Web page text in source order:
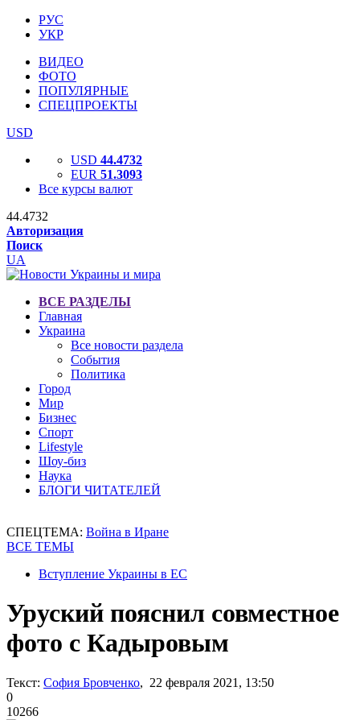
РУС
УКР
ВИДЕО
ФОТО
ПОПУЛЯРНЫЕ
СПЕЦПРОЕКТЫ
USD
USD 44.4732
EUR 51.3093
Все курсы валют
44.4732
Авторизация
Поиск
UA
ВСЕ РАЗДЕЛЫ
Главная
Украина
Все новости раздела
События
Политика
Город
Мир
Бизнес
Спорт
Lifestyle
Шоу-биз
Наука
БЛОГИ ЧИТАТЕЛЕЙ
СПЕЦТЕМА: Война в Иране
ВСЕ ТЕМЫ
Вступление Украины в ЕС
Уруский пояснил совместное
фото с Кадыровым
Текст: София Бровченко, 22 февраля 2021, 13:50
0
10266